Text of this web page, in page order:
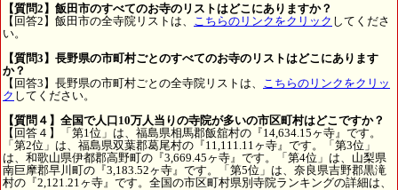
【質問2】飯田市のすべてのお寺のリストはどこにありますか？
【回答2】飯田市の全寺院リストは、
こちらのリンクをクリック してくださ
い。
【質問3】長野県の市町村ごとのすべてのお寺のリストはどこにあります
か？
【回答3】長野県の市町村ごとの全寺院リストは、
こちらのリンクをクリッ
ク してください。
【質問４】全国で人口10万人当りの寺院が多いの市区町村はどこですか？
【回答４】「第1位」は、福島県相馬郡飯舘村の『14,634.15ヶ寺』です。
「第2位」は、福島県双葉郡葛尾村の『11,111.11ヶ寺』です。「第3位」
は、和歌山県伊都郡高野町の『3,669.45ヶ寺』です。「第4位」は、山梨県
南巨摩郡早川町の『3,183.52ヶ寺』です。「第5位」は、奈良県吉野郡黒滝
村の『2,121.21ヶ寺』です。全国の市区町村県別寺院ランキングの詳細は、